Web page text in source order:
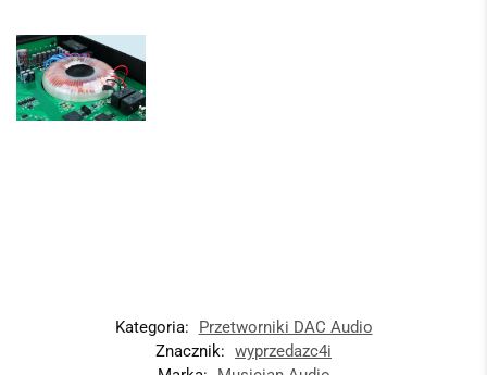
Kategoria:
Przetworniki DAC Audio
Znacznik: wyprzedazc4i